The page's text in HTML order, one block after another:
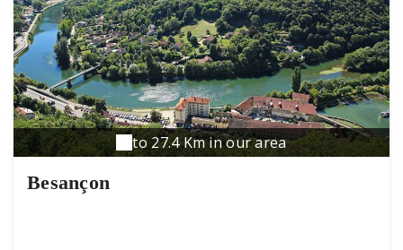
to 27.4 Km in our area
Besançon